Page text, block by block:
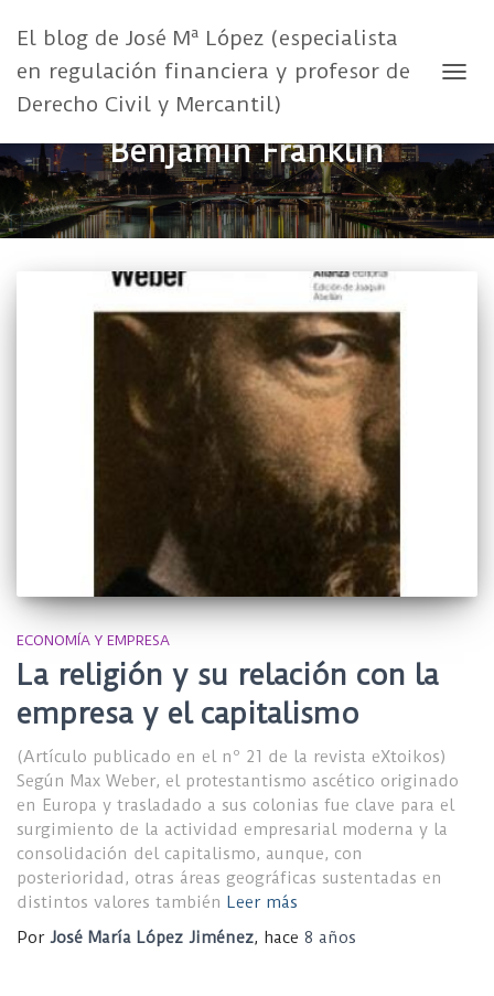
El blog de José Mª López (especialista
en regulación financiera y profesor de
Derecho Civil y Mercantil)
Benjamin Franklin
ECONOMÍA Y EMPRESA
La religión y su relación con la
empresa y el capitalismo
(Artículo publicado en el nº 21 de la revista eXtoikos)
Según Max Weber, el protestantismo ascético originado
en Europa y trasladado a sus colonias fue clave para el
surgimiento de la actividad empresarial moderna y la
consolidación del capitalismo, aunque, con
posterioridad, otras áreas geográficas sustentadas en
distintos valores también Leer más
Por José María López Jiménez, hace 8 años